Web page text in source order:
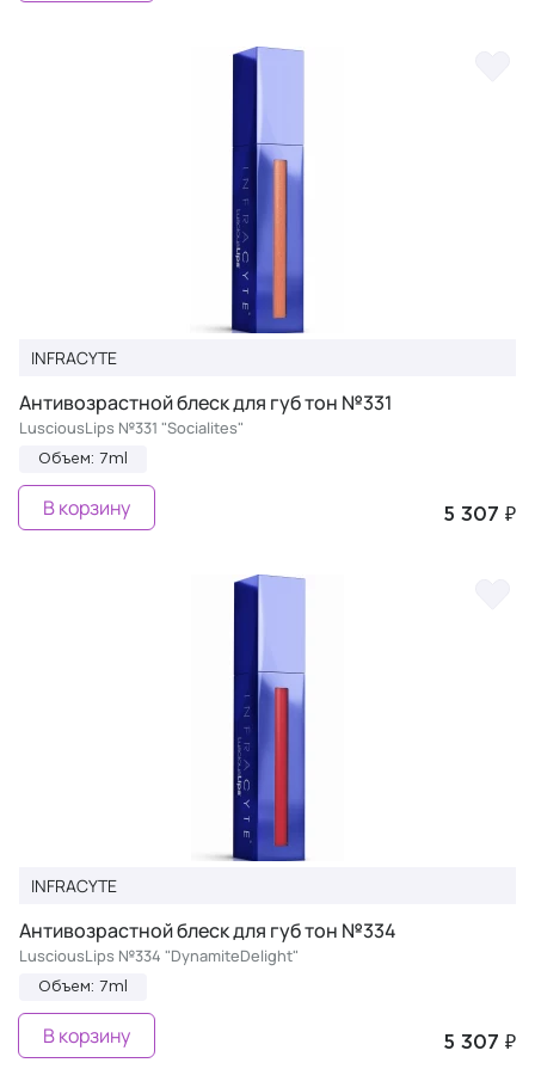
INFRACYTE
Антивозрастной блеск для губ тон №331
LusciousLips №331 "Socialites"
Объем: 7ml
5 307 ₽
В корзину
INFRACYTE
Антивозрастной блеск для губ тон №334
LusciousLips №334 "DynamiteDelight"
Объем: 7ml
5 307 ₽
В корзину